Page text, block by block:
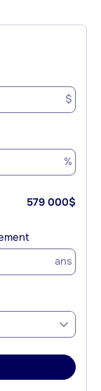
$
%
579 000$
ans